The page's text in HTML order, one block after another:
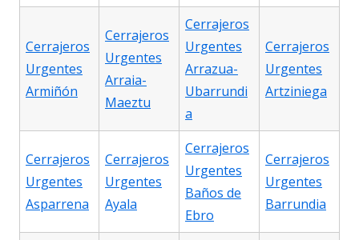
Cerrajeros
Urgentes
Armiñón
Cerrajeros
Urgentes
Arraia-
Maeztu
Cerrajeros
Urgentes
Arrazua-
Ubarrundi
a
Cerrajeros
Urgentes
Artziniega
Cerrajeros
Urgentes
Asparrena
Cerrajeros
Urgentes
Ayala
Cerrajeros
Urgentes
Baños de
Ebro
Cerrajeros
Urgentes
Barrundia